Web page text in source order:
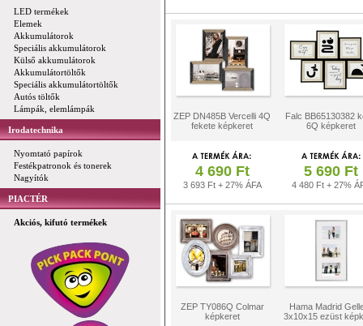
LED termékek
Elemek
Akkumulátorok
Speciális akkumulátorok
Külső akkumulátorok
Akkumulátortöltők
Speciális akkumulátortöltők
Autós töltők
Lámpák, elemlámpák
Irodatechnika
Nyomtató papírok
Festékpatronok és tonerek
Nagyítók
PIACTÉR
Akciós, kifutó termékek
ZEP DN485B Vercelli 4Q
fekete képkeret
Falc BB65130382
6Q képkeret
4 690 Ft
3 693 Ft + 27% ÁFA
5 690 Ft
4 480 Ft + 27%
ZEP TY086Q Colmar
képkeret
Hama Madrid
3x10x15 ezüst